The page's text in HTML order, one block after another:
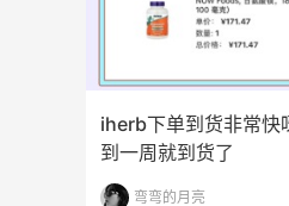
iherb下单到货非常快
到一周就到货了
弯弯的月亮